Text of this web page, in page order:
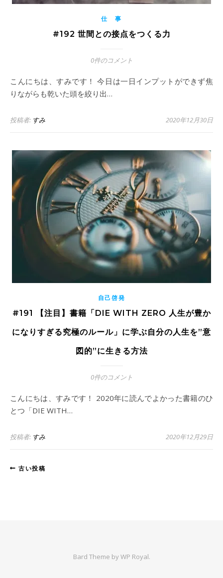
仕 事
#192 世間との接点をつくる力
0件のコメント
こんにちは、すみです！ 今日は一日インプットができず焦
りながらも乾いた頭を絞り出…
投稿者: すみ 2020年12月30日
自己啓発
#191 【注目】書籍「DIE WITH ZERO 人生が豊か
になりすぎる究極のルール」に学ぶ自分の人生を”意
図的”に生きる方法
0件のコメント
こんにちは、すみです！ 2020年に読んでよかった書籍のひ
とつ「DIE WITH…
投稿者: すみ 2020年12月29日
古い投稿
Bard Theme byWP Royal.